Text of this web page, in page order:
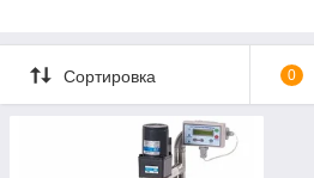
Сортировка 0